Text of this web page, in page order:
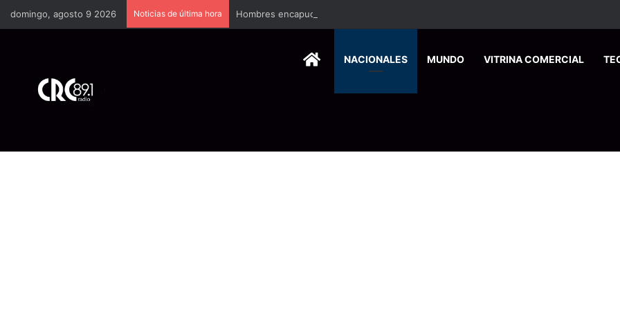
domingo, agosto 9 2026 Noticias de última hora Hombres encapuchados ingresan a hospital de Nicoya y matan a paciente a balazos
HOMENACIONALES MUNDO VITRINA COMERCIAL